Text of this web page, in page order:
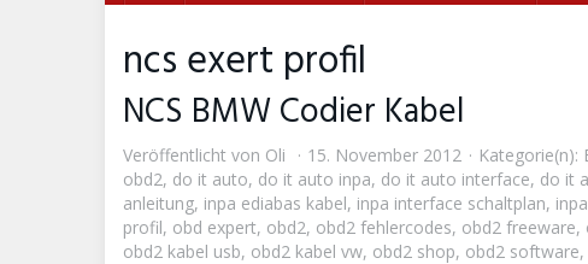
ncs exert profil
NCS BMW Codier Kabel
Veröffentlicht von Oli 15. November 2012 Kategorie(n):
obd2, do it auto, do it auto inpa, do it auto interface, do it
anleitung, inpa ediabas kabel, inpa interface schaltplan,
profil, obd expert, obd2, obd2 fehlercodes, obd2 freeware,
obd2 kabel usb, obd2 kabel vw, obd2 shop, obd2 software,